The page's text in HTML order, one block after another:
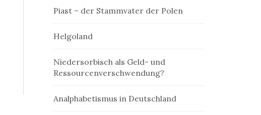
Piast – der Stammvater der Polen
Helgoland
Niedersorbisch als Geld- und
Ressourcenverschwendung?
Analphabetismus in Deutschland